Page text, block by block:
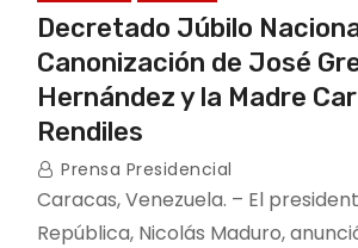
Decretado Júbilo
Canonización de José
Hernández y la Madre
Rendiles
Prensa Presidencial
Caracas, Venezuela. – El
República, Nicolás Maduro,